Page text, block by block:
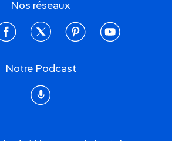
Nos réseaux
twitter pinterestyoutube
Notre Podcast
Podcast